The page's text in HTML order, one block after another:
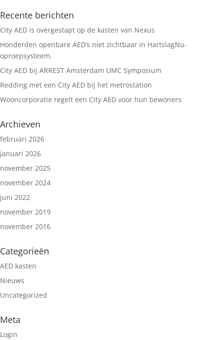
Recente berichten
City AED is overgestapt op de kasten van Nexus
Honderden openbare AED’s niet zichtbaar in HartslagNu-
oproepsysteem.
City AED bij ARREST Amsterdam UMC Symposium
Redding met een City AED bij het metrostation
Wooncorporatie regelt een City AED voor hun bewoners
Archieven
februari 2026
januari 2026
november 2025
november 2024
juni 2022
november 2019
november 2016
Categorieën
AED kasten
Nieuws
Uncategorized
Meta
Login